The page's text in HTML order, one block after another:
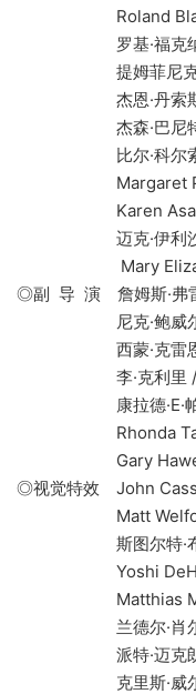
Roland
罗基·福克纳 /
提姆菲尼克斯 /
杰恩·丹索斯 /
杰森·巴尼特 /
比尔·科尔索 /
Margaret
Karen Asano-
迈克·伊利沙德
Mary
◎副 导 演 詹姆斯·弗
尼克·鲍威尔 /
西蒙·克雷恩 /
李·克利里 /
康拉德·E·帕尔米
Rhonda Taylor
Gary Hawes
◎视觉特效 John
Matt Welford
斯图尔特·布伦
Yoshi
Matthias Menz
兰德尔·肖尔 /
派特·迈克朗 /
克里斯·威尔逊